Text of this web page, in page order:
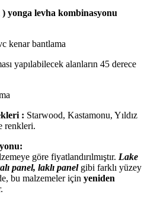
yonga levha kombinasyonu
kenar bantlama
yapılabilecek alanların 45 derece
: Starwood, Kastamonu, Yıldız
renkleri.
göre fiyatlandırılmıştır. Lake
panel, laklı panel gibi farklı yüzey
bu malzemeler için yeniden